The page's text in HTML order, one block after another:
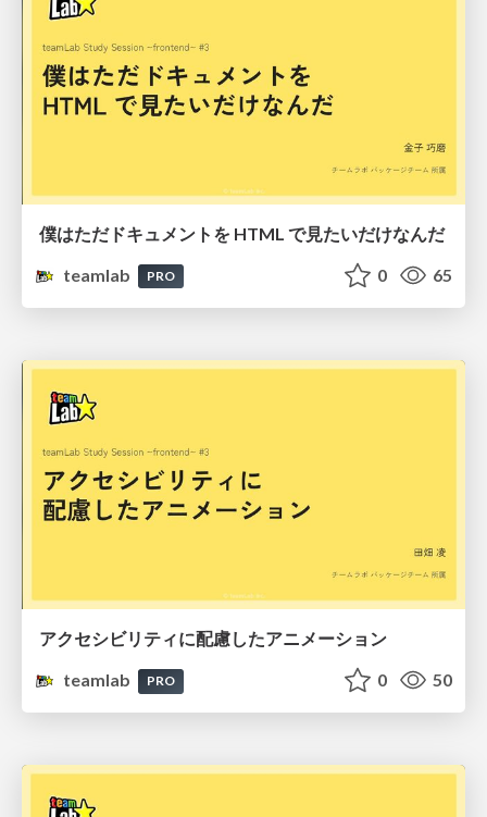
僕はただドキュメントを HTML で見たいだけなんだ
teamlab
PRO 0 65
アクセシビリティに配慮したアニメーション
teamlab
PRO 0 50